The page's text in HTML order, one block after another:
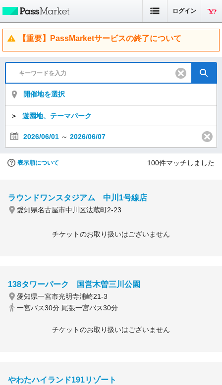
ログイン
【重要】PassMarketサービスの終了について
開催地を選択
＞ 遊園地、テーマパーク
2026/06/01 ～ 2026/06/07
表示順について 100件マッチしました
ラウンドワンスタジアム 中川1号線店
愛知県名古屋市中川区法蔵町2-23
チケットのお取り扱いはございません
138タワーパーク 国営木曽三川公園
愛知県一宮市光明寺浦崎21-3
一宮バス30分 尾張一宮バス30分
チケットのお取り扱いはございません
やわたハイランド191リゾート